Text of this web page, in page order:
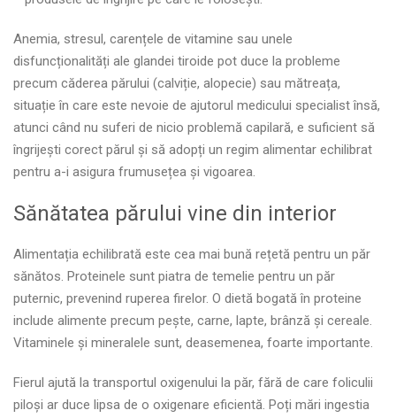
Anemia, stresul, carențele de vitamine sau unele
disfuncționalități ale glandei tiroide pot duce la probleme
precum căderea părului (calviție, alopecie) sau mătreața,
situație în care este nevoie de ajutorul medicului specialist însă,
atunci când nu suferi de nicio problemă capilară, e suficient să
îngrijești corect părul și să adopți un regim alimentar echilibrat
pentru a-i asigura frumusețea și vigoarea.
Sănătatea părului vine din interior
Alimentația echilibrată este cea mai bună rețetă pentru un păr
sănătos. Proteinele sunt piatra de temelie pentru un păr
puternic, prevenind ruperea firelor. O dietă bogată în proteine
include alimente precum pește, carne, lapte, brânză și cereale.
Vitaminele și mineralele sunt, deasemenea, foarte importante.
Fierul ajută la transportul oxigenului la păr, fără de care foliculii
piloși ar duce lipsa de o oxigenare eficientă. Poți mări ingestia